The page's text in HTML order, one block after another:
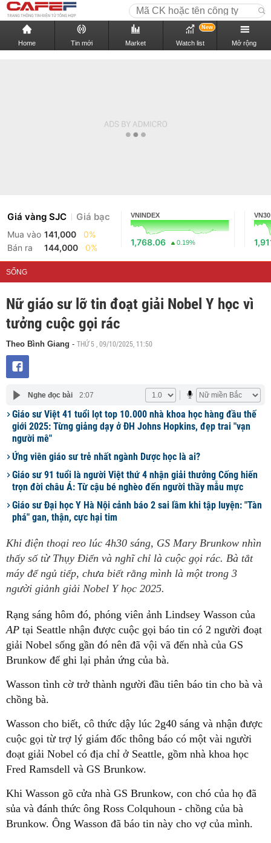
Home Tin mới Market Watch list
New
Mở rộng
Giá vàng SJC Giá bạc
Mua vào 141,000
0%
Bán ra
144,000 0%
VNINDEX
1,768.06 0.19%
VN30
SỐNG
Nữ giáo sư lỡ tin đoạt giải Nobel Y học vì
tưởng cuộc gọi rác
Theo Bình Giang - THỨ 5 , 09/10/2025, 11:50
Nghe đọc bài 2:07
Giáo sư Việt 41 tuổi lọt top 10.000 nhà khoa học hàng đầu thế
giới 2025: Từng giảng dạy ở ĐH Johns Hopkins, đẹp trai "vạn
người mê"
Ứng viên giáo sư trẻ nhất ngành Dược học là ai?
Giáo sư 91 tuổi là người Việt thứ 4 nhận giải thưởng Cống hiến
trọn đời châu Á: Từ cậu bé nghèo đến người thầy mẫu mực
Giáo sư Đại học Y Hà Nội cảnh báo 2 sai lầm khi tập luyện: "Tàn
phá" gan, thận, cực hại tim
Khi điện thoại reo lúc 4h30 sáng, GS Mary Brunkow nhìn
thấy số từ Thụy Điển và nghĩ chỉ là cuộc gọi rác. Bà tắt
máy để ngủ tiếp, chưa biết rằng mình là một trong 3
người giảnh giải Nobel Y học 2025.
Rạng sáng hôm đó, phóng viên ảnh Lindsey Wasson của
AP tại Seattle nhận được cuộc gọi báo tin có 2 người đoạt
giải Nobel sống gần đó nên đã vội vã đến nhà của GS
Brunkow để ghi lại phản ứng của bà.
Wasson tình cờ trở thành người đầu tiên báo tin cho bà và
chồng bà.
Wasson cho biết, cô thức dậy lúc 2g40 sáng và nhận được
cuộc gọi từ trợ lý giám đốc thông báo có một vài người
đoạt giải Nobel có địa chỉ ở Seattle, gồm nhà khoa học
Fred Ramsdell và GS Brunkow.
Khi Wasson gõ cửa nhà GS Brunkow, con chó của họ đã
sủa và đánh thức ông Ross Colquhoun - chồng của bà
Brunkow. Ông Wasson đã báo tin này cho vợ của mình.